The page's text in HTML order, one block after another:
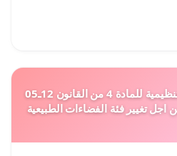
دعم ملف تفعيل النصوص التنظيمية للمادة 4 من القانون 12ـ05
تغيير فئة الفضاءات الطبيعية